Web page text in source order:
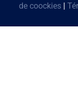
de coockies |